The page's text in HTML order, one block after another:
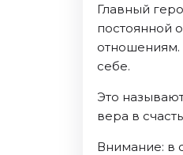
Сентябрь 2026
Октябрь 2026
Главный
постоянной
отношениям.
себе.
Это
вера в
Внимание: в